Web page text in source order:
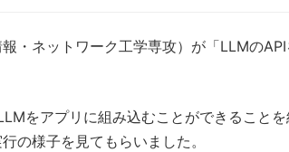
・ネットワーク工学専攻）が「LLMの
をアプリに組み込むことができることを
の様子を見てもらいました。